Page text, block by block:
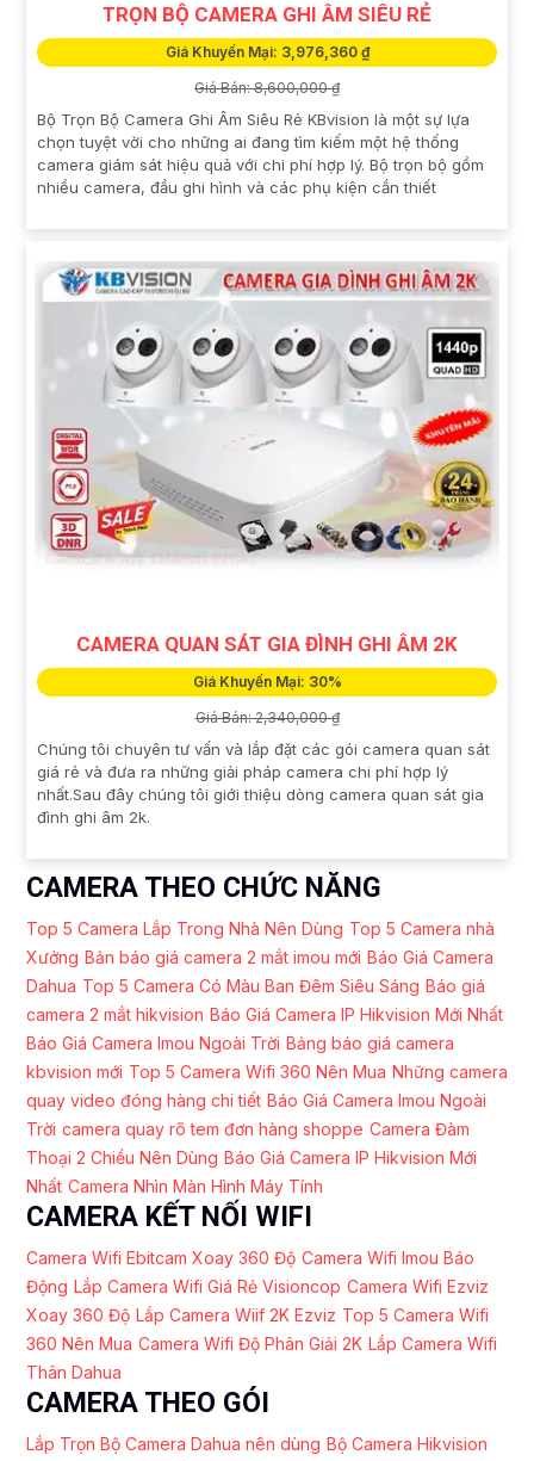
TRỌN BỘ CAMERA GHI ÂM SIÊU RẺ
Giá Khuyến Mại: 3,976,360 ₫
Giá Bán: 8,600,000 ₫
Bộ Trọn Bộ Camera Ghi Âm Siêu Rẻ KBvision là một sự lựa
chọn tuyệt vời cho những ai đang tìm kiếm một hệ thống
camera giám sát hiệu quả với chi phí hợp lý. Bộ trọn bộ gồm
nhiều camera, đầu ghi hình và các phụ kiện cần thiết
CAMERA QUAN SÁT GIA ĐÌNH GHI ÂM 2K
Giá Khuyến Mại: 30%
Giá Bán: 2,340,000 ₫
Chúng tôi chuyên tư vấn và lắp đặt các gói camera quan sát
giá rẻ và đưa ra những giải pháp camera chi phí hợp lý
nhất.Sau đây chúng tôi giới thiệu dòng camera quan sát gia
đình ghi âm 2k.
CAMERA THEO CHỨC NĂNG
Top 5 Camera Lắp Trong Nhà Nên Dùng Top 5 Camera nhà
Xưởng Bản báo giá camera 2 mắt imou mới Báo Giá Camera
Dahua Top 5 Camera Có Màu Ban Đêm Siêu Sáng Báo giá
camera 2 mắt hikvision Báo Giá Camera IP Hikvision Mới Nhất
Báo Giá Camera Imou Ngoài Trời Bảng báo giá camera
kbvision mới Top 5 Camera Wifi 360 Nên Mua Những camera
quay video đóng hàng chi tiết Báo Giá Camera Imou Ngoài
Trời camera quay rõ tem đơn hàng shoppe Camera Đàm
Thoại 2 Chiều Nên Dùng Báo Giá Camera IP Hikvision Mới
Nhất Camera Nhìn Màn Hình Máy Tính
CAMERA KẾT NỐI WIFI
Camera Wifi Ebitcam Xoay 360 Độ Camera Wifi Imou Báo
Động Lắp Camera Wifi Giá Rẻ Visioncop Camera Wifi Ezviz
Xoay 360 Độ Lắp Camera Wiif 2K Ezviz Top 5 Camera Wifi
360 Nên Mua Camera Wifi Độ Phân Giải 2K Lắp Camera Wifi
Thân Dahua
CAMERA THEO GÓI
Lắp Trọn Bộ Camera Dahua nên dùng Bộ Camera Hikvision